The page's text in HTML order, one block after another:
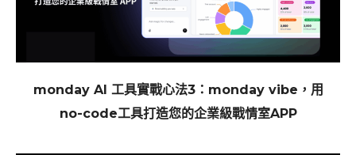
monday AI 工具實戰心法3：monday vibe，用
no-code工具打造您的企業級戰情室APP